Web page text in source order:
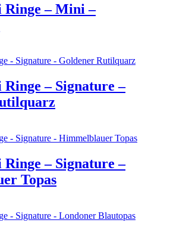
Ringe – Mini –
– Signature –
– Signature –
Topas